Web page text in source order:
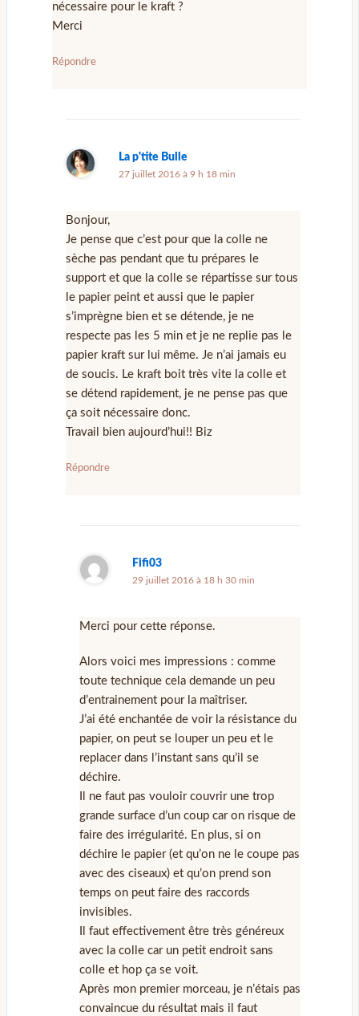
nécessaire pour le kraft ?
Merci
Répondre
La p'tite Bulle
27 juillet 2016 à 9 h 18 min
Bonjour,
Je pense que c’est pour que la colle ne
sèche pas pendant que tu prépares le
support et que la colle se répartisse sur tous
le papier peint et aussi que le papier
s’imprègne bien et se détende, je ne
respecte pas les 5 min et je ne replie pas le
papier kraft sur lui même. Je n’ai jamais eu
de soucis. Le kraft boit très vite la colle et
se détend rapidement, je ne pense pas que
ça soit nécessaire donc.
Travail bien aujourd’hui!! Biz
Répondre
Fifi03
29 juillet 2016 à 18 h 30 min
Merci pour cette réponse.
Alors voici mes impressions : comme
toute technique cela demande un peu
d’entrainement pour la maîtriser.
J’ai été enchantée de voir la résistance du
papier, on peut se louper un peu et le
replacer dans l’instant sans qu’il se
déchire.
Il ne faut pas vouloir couvrir une trop
grande surface d’un coup car on risque de
faire des irrégularité. En plus, si on
déchire le papier (et qu’on ne le coupe pas
avec des ciseaux) et qu’on prend son
temps on peut faire des raccords
invisibles.
Il faut effectivement être très généreux
avec la colle car un petit endroit sans
colle et hop ça se voit.
Après mon premier morceau, je n’étais pas
convaincue du résultat mais il faut